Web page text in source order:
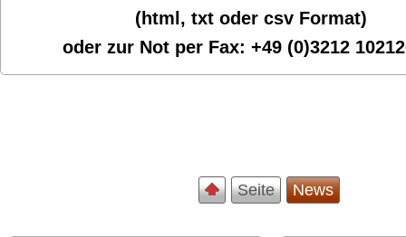
(html, txt oder csv Format)
oder zur Not per Fax:+49 (0)3212
Seite News